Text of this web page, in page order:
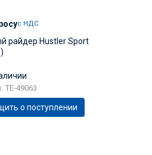
с НДС
райдер Hustler Sport
TE-49063
о поступлении